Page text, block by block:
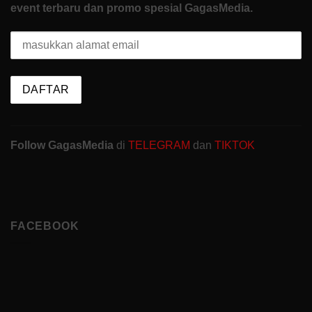
event terbaru dan promo spesial GagasMedia.
Follow GagasMedia di TELEGRAM dan TIKTOK
FACEBOOK